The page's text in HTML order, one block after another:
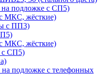
подложке с СП5)
МКС, жёсткие)
с ПП3)
МКС, жёсткие)
СП5)
подложке с телефонных